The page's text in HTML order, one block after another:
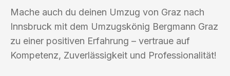
Mache auch du deinen Umzug von Graz nach
Innsbruck mit dem Umzugskönig Bergmann Graz
zu einer positiven Erfahrung – vertraue auf
Kompetenz, Zuverlässigkeit und Professionalität!